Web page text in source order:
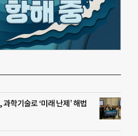
학기술로 ‘미래 난제’ 해법